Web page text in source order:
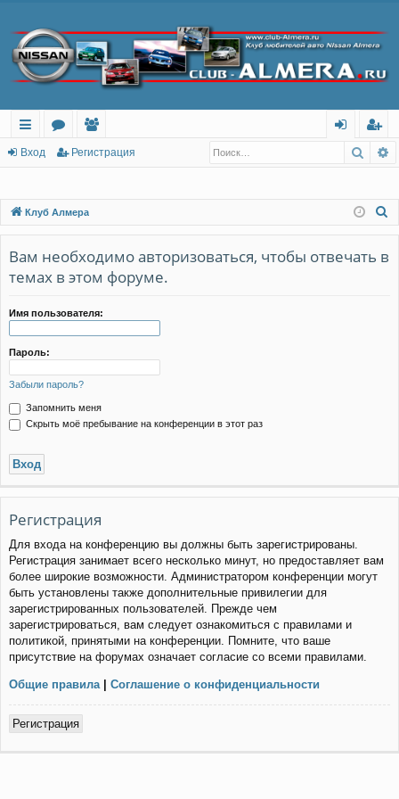
с
лк
и
о
м
ы
ол
ов
ат
ел
ег
тр
ац
ия
Вход Регистрация
Клуб Алмера
Вам необходимо авторизоваться, чтобы отвечать в
темах в этом форуме.
Имя пользователя:
Пароль:
Забыли пароль?
Запомнить меня
Скрыть моё пребывание на конференции в этот раз
Регистрация
Для входа на конференцию вы должны быть зарегистрированы.
Регистрация занимает всего несколько минут, но предоставляет вам
более широкие возможности. Администратором конференции могут
быть установлены также дополнительные привилегии для
зарегистрированных пользователей. Прежде чем
зарегистрироваться, вам следует ознакомиться с правилами и
политикой, принятыми на конференции. Помните, что ваше
присутствие на форумах означает согласие со всеми правилами.
Общие правила| Соглашение о конфиденциальности
Регистрация